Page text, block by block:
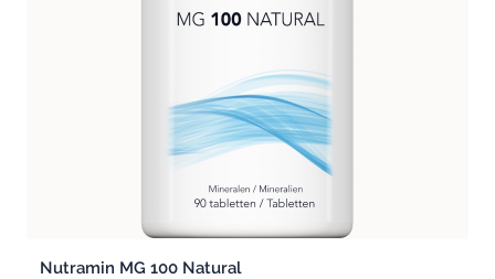
Nutramin MG 100 Natural